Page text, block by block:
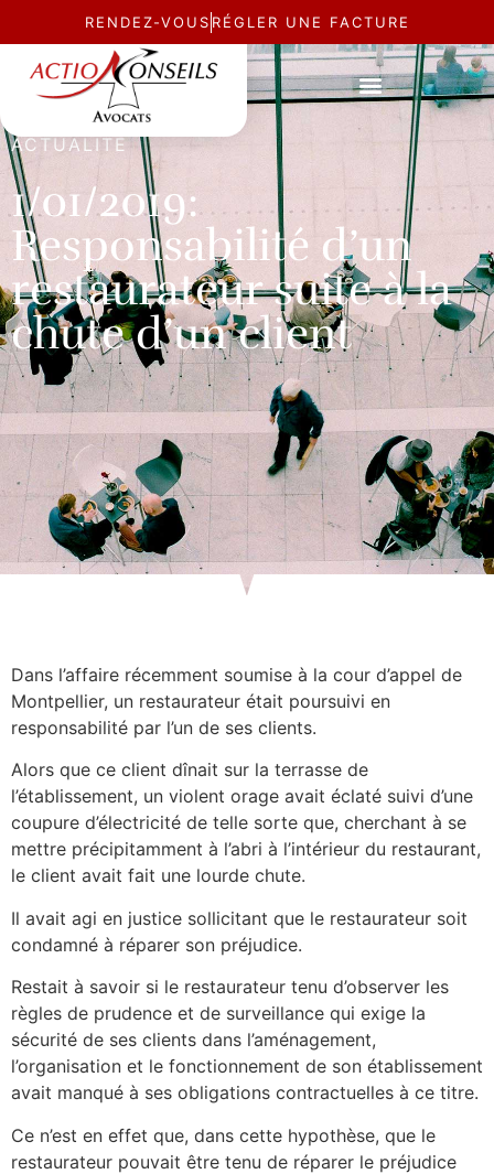
RENDEZ-VOUS RÉGLER UNE FACTURE
ACTUALITÉ
1/01/2019:
Responsabilité d’un
restaurateur suite à la
chute d’un client
Dans l’affaire récemment soumise à la cour d’appel de
Montpellier, un restaurateur était poursuivi en
responsabilité par l’un de ses clients.
Alors que ce client dînait sur la terrasse de
l’établissement, un violent orage avait éclaté suivi d’une
coupure d’électricité de telle sorte que, cherchant à se
mettre précipitamment à l’abri à l’intérieur du restaurant,
le client avait fait une lourde chute.
Il avait agi en justice sollicitant que le restaurateur soit
condamné à réparer son préjudice.
Restait à savoir si le restaurateur tenu d’observer les
règles de prudence et de surveillance qui exige la
sécurité de ses clients dans l’aménagement,
l’organisation et le fonctionnement de son établissement
avait manqué à ses obligations contractuelles à ce titre.
Ce n’est en effet que, dans cette hypothèse, que le
restaurateur pouvait être tenu de réparer le préjudice